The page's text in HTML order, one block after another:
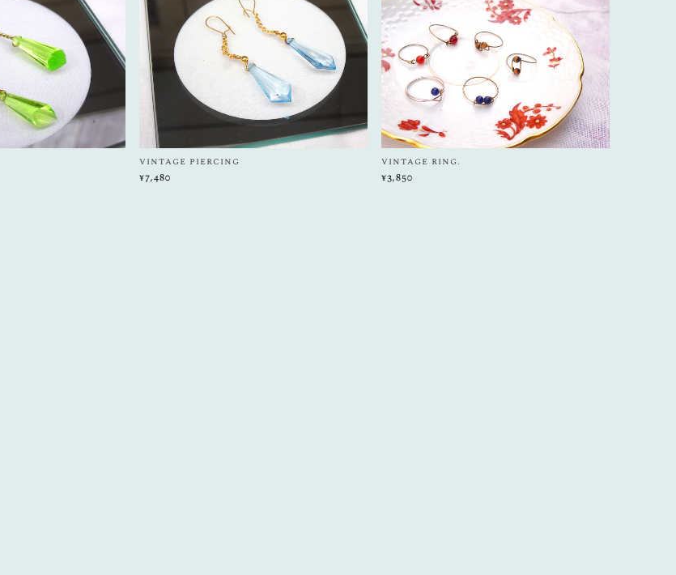
vintage piercing
¥7,480
vintage ring.
¥3,850